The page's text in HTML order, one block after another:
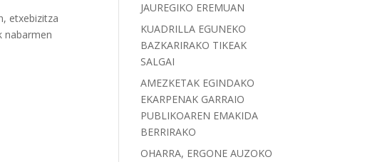
etxebizitza
nabarmen
JAUREGIKO EREMUAN
KUADRILLA EGUNEKO
BAZKARIRAKO TIKEAK
SALGAI
AMEZKETAK EGINDAKO
EKARPENAK GARRAIO
PUBLIKOAREN EMAKIDA
BERRIRAKO
OHARRA, ERGONE AUZOKO